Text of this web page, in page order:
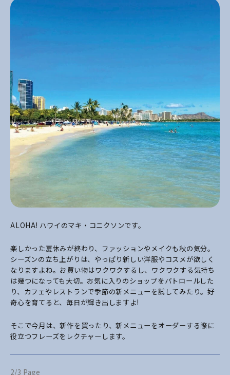
ALOHA! ハワイのマキ・コニクソンです。
楽しかった夏休みが終わり、ファッションやメイクも秋の気分。
シーズンの立ち上がりは、やっぱり新しい洋服やコスメが欲しく
なりますよね。お買い物はワクワクするし、ワクワクする気持ち
は幾つになっても大切。お気に入りのショップをパトロールした
り、カフェやレストランで季節の新メニューを試してみたり。好
奇心を育てると、毎日が輝き出しますよ!
そこで今月は、新作を買ったり、新メニューをオーダーする際に
役立つフレーズをレクチャーします。
2/3 Page